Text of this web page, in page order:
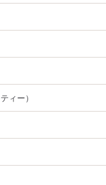
ィー）